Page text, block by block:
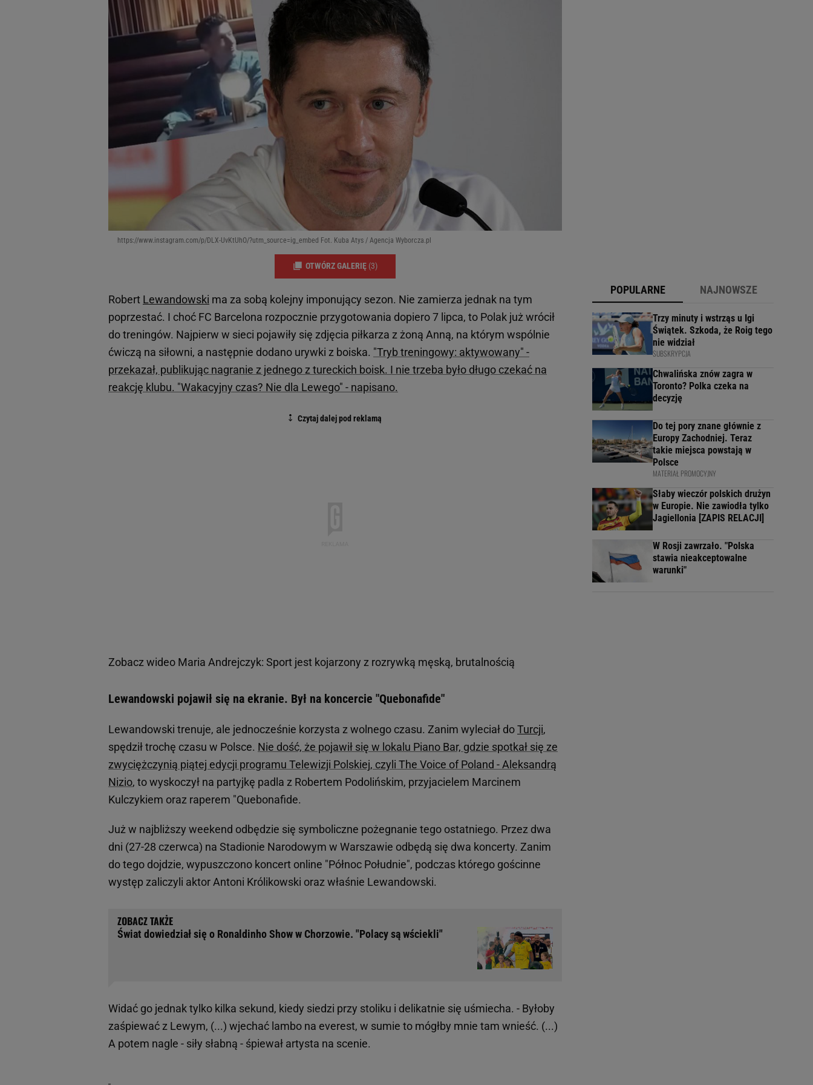
https://www.instagram.com/p/DLX-UvKtUhO/?utm_source=ig_embed Fot. Kuba Atys / Agencja Wyborcza.pl
OTWÓRZ GALERIĘ (3)
Robert Lewandowski ma za sobą kolejny imponujący sezon. Nie zamierza jednak na tym
poprzestać. I choć FC Barcelona rozpocznie przygotowania dopiero 7 lipca, to Polak już wrócił
do treningów. Najpierw w sieci pojawiły się zdjęcia piłkarza z żoną Anną, na którym wspólnie
ćwiczą na siłowni, a następnie dodano urywki z boiska. "Tryb treningowy: aktywowany" -
przekazał, publikując nagranie z jednego z tureckich boisk. I nie trzeba było długo czekać na
reakcję klubu. "Wakacyjny czas? Nie dla Lewego" - napisano.
Zobacz wideo Maria Andrejczyk: Sport jest kojarzony z rozrywką męską, brutalnością
Lewandowski pojawił się na ekranie. Był na koncercie "Quebonafide"
Lewandowski trenuje, ale jednocześnie korzysta z wolnego czasu. Zanim wyleciał doTurcji,
spędził trochę czasu w Polsce. Nie dość, że pojawił się w lokalu Piano Bar, gdzie spotkał się ze
zwyciężczynią piątej edycji programu Telewizji Polskiej, czyli The Voice of Poland - Aleksandrą
Nizio, to wyskoczył na partyjkę padla z Robertem Podolińskim, przyjacielem Marcinem
Kulczykiem oraz raperem "Quebonafide.
Już w najbliższy weekend odbędzie się symboliczne pożegnanie tego ostatniego. Przez dwa
dni (27-28 czerwca) na Stadionie Narodowym w Warszawie odbędą się dwa koncerty. Zanim
do tego dojdzie, wypuszczono koncert online "Północ Południe", podczas którego gościnne
występ zaliczyli aktor Antoni Królikowski oraz właśnie Lewandowski.
Świat dowiedział się o Ronaldinho Show w Chorzowie. "Polacy są wściekli"
Widać go jednak tylko kilka sekund, kiedy siedzi przy stoliku i delikatnie się uśmiecha. - Byłoby
zaśpiewać z Lewym, (...) wjechać lambo na everest, w sumie to mógłby mnie tam wnieść. (...)
A potem nagle - siły słabną - śpiewał artysta na scenie.
POPULARNE NAJNOWSZE
Trzy minuty i wstrząs u Igi
Świątek. Szkoda, że Roig tego
nie widział
SUBSKRYPCJA
Chwalińska znów zagra w
Toronto? Polka czeka na
decyzję
Do tej pory znane głównie z
Europy Zachodniej. Teraz
takie miejsca powstają w
Polsce
MATERIAŁ PROMOCYJNY
Słaby wieczór polskich drużyn
w Europie. Nie zawiodła tylko
Jagiellonia [ZAPIS RELACJI]
W Rosji zawrzało. "Polska
stawia nieakceptowalne
warunki"